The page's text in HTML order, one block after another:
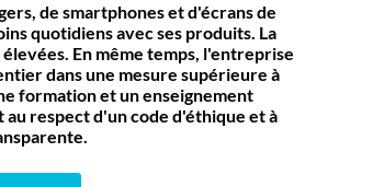
de smartphones et d'écrans de
quotidiens avec ses produits. La
En même temps, l'entreprise
dans une mesure supérieure à
formation et un enseignement
respect d'un code d'éthique et à